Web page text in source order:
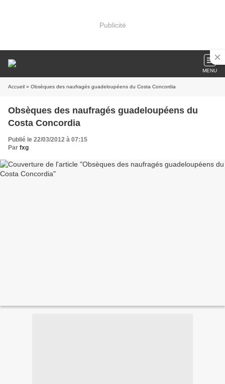
Publicité
MENU
Accueil » Obsèques des naufragés guadeloupéens du Costa Concordia
Obsèques des naufragés guadeloupéens du
Costa Concordia
Publié le 22/03/2012 à 07:15
Par fxg